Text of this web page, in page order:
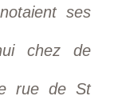
ses
chez de
rue de St